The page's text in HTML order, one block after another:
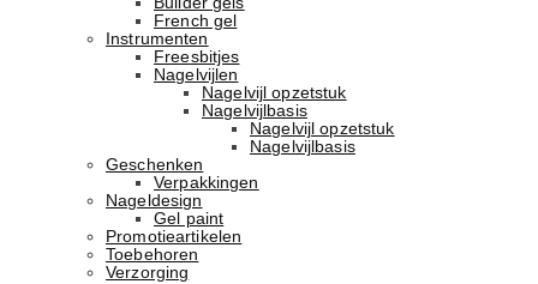
French gel
Instrumenten
Freesbitjes
Nagelvijlen
Nagelvijl opzetstuk
Nagelvijlbasis
Nagelvijl opzetstuk
Nagelvijlbasis
Geschenken
Verpakkingen
Nageldesign
Gel paint
Promotieartikelen
Toebehoren
Verzorging